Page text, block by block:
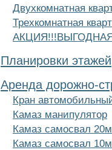
Двухкомнатная
Трехкомнатная
Планировки этажей
Аренда дорожно-
Кран
Камаз манипулятор
Камаз самосвал 20м
Камаз самосвал 10м